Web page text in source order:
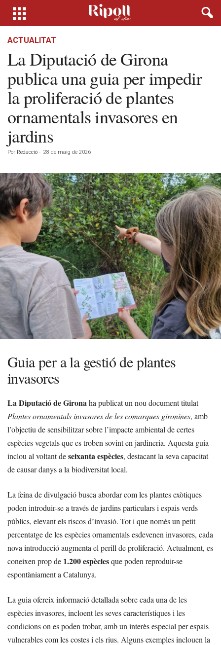
ACTUALITAT
La Diputació de Girona
publica una guia per impedir
la proliferació de plantes
ornamentals invasores en
jardins
Por Redacció - 28 de maig de 2026
Guia per a la gestió de plantes
invasores
La Diputació de Gironaha publicat un nou document titulat
Plantes ornamentals invasores de les comarques gironines, amb
l’objectiu de sensibilitzar sobre l’impacte ambiental de certes
espècies vegetals que es troben sovint en jardineria. Aquesta guia
inclou al voltant deseixanta espècies, destacant la seva capacitat
de causar danys a la biodiversitat local.
La feina de divulgació busca abordar com les plantes exòtiques
poden introduir-se a través de jardins particulars i espais verds
públics, elevant els riscos d’invasió. Tot i que només un petit
percentatge de les espècies ornamentals esdevenen invasores, cada
nova introducció augmenta el perill de proliferació. Actualment, es
coneixen prop de 1.200 espèciesque poden reproduir-se
espontàniament a Catalunya.
La guia ofereix informació detallada sobre cada una de les
espècies invasores, incloent les seves característiques i les
condicions on es poden trobar, amb un interès especial per espais
vulnerables com les costes i els rius. Alguns exemples inclouen la